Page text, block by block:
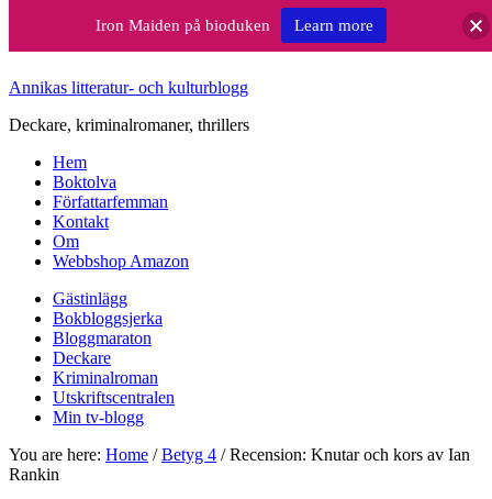
Annikas litteratur- och kulturblogg
Deckare, kriminalromaner, thrillers
Hem
Boktolva
Författarfemman
Kontakt
Om
Webbshop Amazon
Gästinlägg
Bokbloggsjerka
Bloggmaraton
Deckare
Kriminalroman
Utskriftscentralen
Min tv-blogg
You are here: Home / Betyg 4 /Recension: Knutar och kors av Ian
Rankin
Iron Maiden på bioduken Learn more